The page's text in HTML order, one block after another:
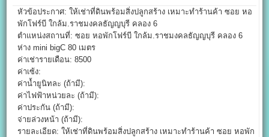
หัวข้อประกาศ: ให้เช่าที่ดินพร้อมสิ่งปลูกสร้าง เหมาะทำร้านค้า ซอย หอ
พักโฟร์บี ใกล้ม.ราชมงคลธัญญบุรี คลอง 6
ตำแหน่งสถานที่: ซอย หอพักโฟร์บี ใกล้ม.ราชมงคลธัญญบุรี คลอง 6
ห่าง mini bigC 80 เมตร
ค่าเช่ารายเดือน: 8500
ค่าเซ้ง:
ค่าน้ำยูนิทละ (ถ้ามี):
ค่าไฟฟ้าหน่วยละ (ถ้ามี):
ค่าประกัน (ถ้ามี):
จ่ายล่วงหน้า (ถ้ามี):
รายละเอียด: ให้เช่าที่ดินพร้อมสิ่งปลูกสร้าง เหมาะทำร้านค้า ซอย หอพัก